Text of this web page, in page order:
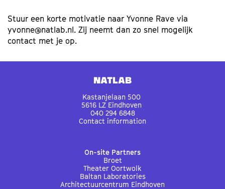
Stuur een korte motivatie naar Yvonne Rave via
yvonne@natlab.nl. Zij neemt dan zo snel mogelijk
contact met je op.
Natlab
Kastanjelaan 500
5616 LZ Eindhoven
040 294 6848
Contact information
On-site Partners
Broet
Theater Oortwolk
Baltan Laboratories
Architectuurcentrum Eindhoven